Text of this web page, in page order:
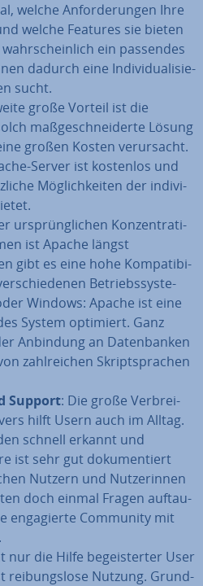
welche An­for­de­run­gen Ihre
welche Features sie bieten
ein passendes
dadurch eine In­di­vi­dua­li­sie­
sucht.
große Vorteil ist die
maß­ge­schnei­der­te Lösung
großen Kosten ver­ur­sacht.
Server ist kostenlos und
Mög­lich­kei­ten der in­di­vi­
ur­sprüng­li­chen Kon­zen­tra­ti­
ist Apache längst
gibt es eine hohe Kom­pa­ti­bi­
Be­triebs­sys­te­
Windows: Apache ist eine
System optimiert. Ganz
Anbindung an Da­ten­ban­ken
zahl­rei­chen Skript­spra­chen
Support: Die große Ver­brei­
hilft Usern auch im Alltag.
schnell erkannt und
ist sehr gut do­ku­men­tiert
Nutzern und Nut­ze­rin­nen
doch einmal Fragen auf­tau­
en­ga­gier­te Community mit
nur die Hilfe be­geis­ter­ter User
rei­bungs­lo­se Nutzung. Grund­